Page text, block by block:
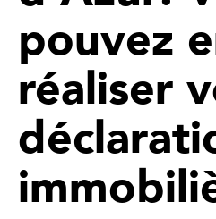
pouvez
réaliser